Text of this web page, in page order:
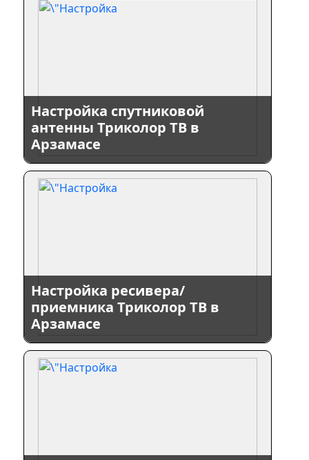
Настройка спутниковой
антенны Триколор ТВ в
Арзамасе
Настройка ресивера/
приемника Триколор ТВ в
Арзамасе